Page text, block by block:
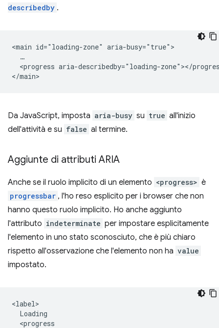
describedby .
<main id="loading-zone" aria-busy="true">
  …
<progress aria-describedby="loading-zone"></
Da JavaScript, imposta aria-busy su true all'inizio
dell'attività e su false al termine.
Aggiunte di attributi ARIA
Anche se il ruolo implicito di un elemento <progress> è
progressbar , l'ho reso esplicito per i browser che non
hanno questo ruolo implicito. Ho anche aggiunto
l'attributo indeterminate per impostare esplicitamente
l'elemento in uno stato sconosciuto, che è più chiaro
rispetto all'osservazione che l'elemento non ha value
impostato.
<label>
  Loading
  <progress